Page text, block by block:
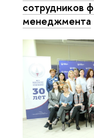
сотрудников
менеджмента